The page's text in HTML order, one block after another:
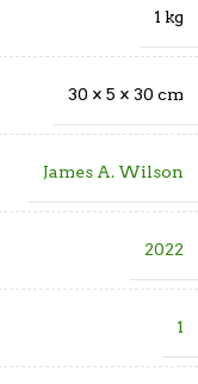
1 kg
30 × 5 × 30 cm
James A. Wilson
2022
1